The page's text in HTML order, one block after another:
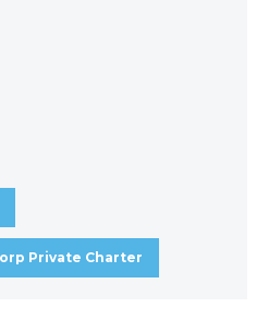
Private Charter